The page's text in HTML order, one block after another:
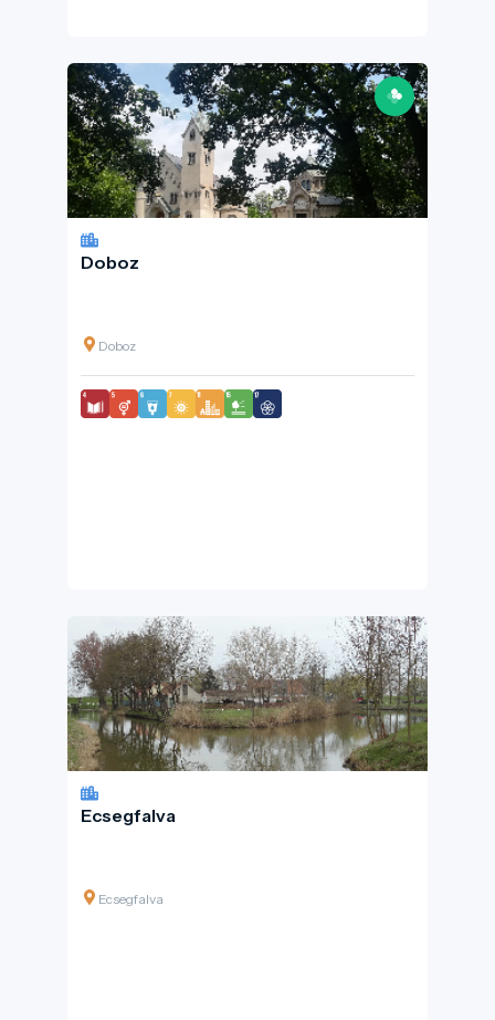
Doboz
Doboz
Ecsegfalva
Ecsegfalva